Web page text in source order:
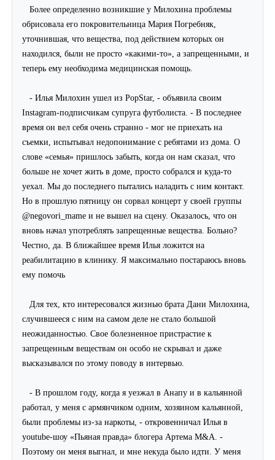
Более определенно возникшие у Милохина проблемы
обрисовала его покровительница Мария Погребняк,
уточнившая, что вещества, под действием которых он
находился, были не просто «какими-то», а запрещенными, и
теперь ему необходима медицинская помощь.
- Илья Милохин ушел из PopStar, - объявила своим
Instagram-подписчикам супруга футболиста. - В последнее
время он вел себя очень странно - мог не приехать на
съемки, испытывал недопонимание с ребятами из дома. О
слове «семья» пришлось забыть, когда он нам сказал, что
больше не хочет жить в доме, просто собрался и куда-то
уехал. Мы до последнего пытались наладить с ним контакт.
Но в прошлую пятницу он сорвал концерт у своей группы
@negovori_mame и не вышел на сцену. Оказалось, что он
вновь начал употреблять запрещенные вещества. Больно?
Честно, да. В ближайшее время Илья ложится на
реабилитацию в клинику. Я максимально постараюсь вновь
ему помочь
Для тех, кто интересовался жизнью брата Дани Милохина,
случившееся с ним на самом деле не стало большой
неожиданностью. Свое болезненное пристрастие к
запрещенным веществам он особо не скрывал и даже
высказывался по этому поводу в интервью.
- В прошлом году, когда я уезжал в Анапу и в кальянной
работал, у меня с армянчиком одним, хозяином кальянной,
были проблемы из-за наркоты, - откровенничал Илья в
youtube-шоу «Пьяная правда» блогера Артема M&A. -
Поэтому он меня выгнал, и мне некуда было идти. У меня